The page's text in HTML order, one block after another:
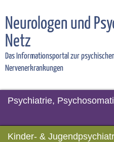
Neurologen und
Netz
Das Informationsportal zur
Nervenerkrankungen
Psychiatrie,
Kinder- &